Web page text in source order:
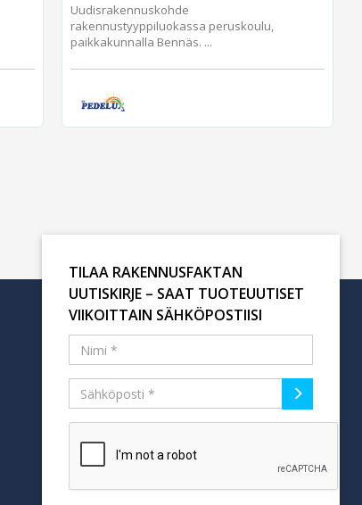
Uudisrakennuskohde
rakennustyyppiluokassa peruskoulu,
paikkakunnalla Bennäs. ...
TILAA RAKENNUSFAKTAN
UUTISKIRJE – SAAT TUOTEUUTISET
VIIKOITTAIN SÄHKÖPOSTIISI